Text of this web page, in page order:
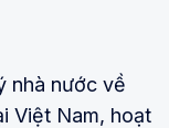
nhà nước về
Việt Nam, hoạt